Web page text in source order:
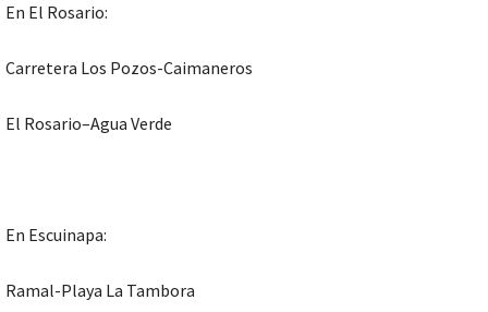
En El Rosario:
Carretera Los Pozos-Caimaneros
El Rosario–Agua Verde
En Escuinapa:
Ramal-Playa La Tambora